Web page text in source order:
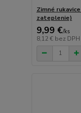
Zimné
zateplenie)
9,99 €/ks
8,12 € bez DPH